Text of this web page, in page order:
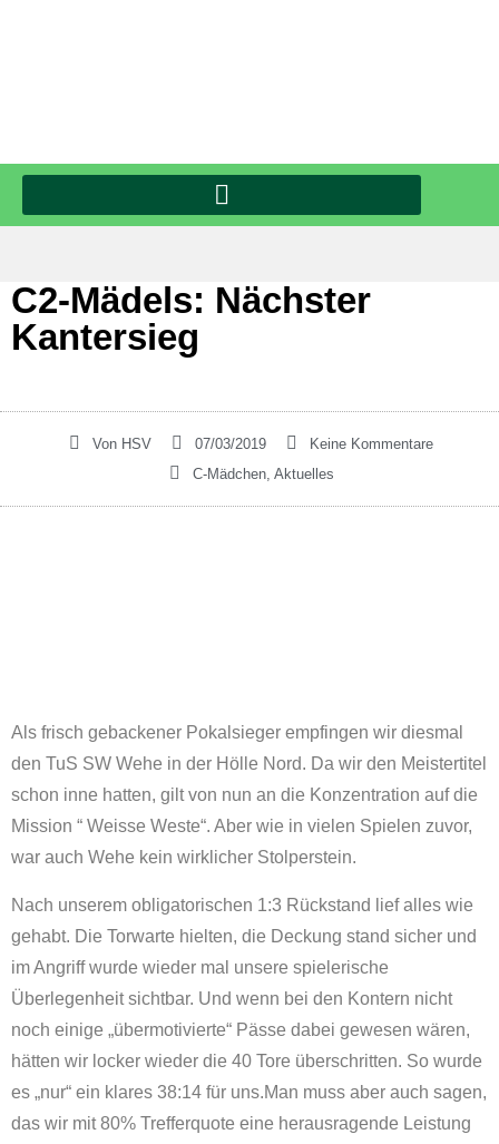
C2-Mädels: Nächster
Kantersieg
Von HSV 07/03/2019
Keine Kommentare
C-Mädchen, Aktuelles
Als frisch gebackener Pokalsieger empfingen wir diesmal
den TuS SW Wehe in der Hölle Nord. Da wir den Meistertitel
schon inne hatten, gilt von nun an die Konzentration auf die
Mission “ Weisse Weste“. Aber wie in vielen Spielen zuvor,
war auch Wehe kein wirklicher Stolperstein.
Nach unserem obligatorischen 1:3 Rückstand lief alles wie
gehabt. Die Torwarte hielten, die Deckung stand sicher und
im Angriff wurde wieder mal unsere spielerische
Überlegenheit sichtbar. Und wenn bei den Kontern nicht
noch einige „übermotivierte“ Pässe dabei gewesen wären,
hätten wir locker wieder die 40 Tore überschritten. So wurde
es „nur“ ein klares 38:14 für uns.Man muss aber auch sagen,
das wir mit 80% Trefferquote eine herausragende Leistung